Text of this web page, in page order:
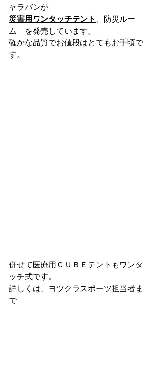
ャラバンが
災害用ワンタッチテント
、防災ルー
ム　を発売しています。
確かな品質でお値段はとてもお手頃で
す。
併せて医療用ＣＵＢＥテントもワンタ
ッチ式です。
詳しくは、ヨツクラスポーツ担当者ま
で